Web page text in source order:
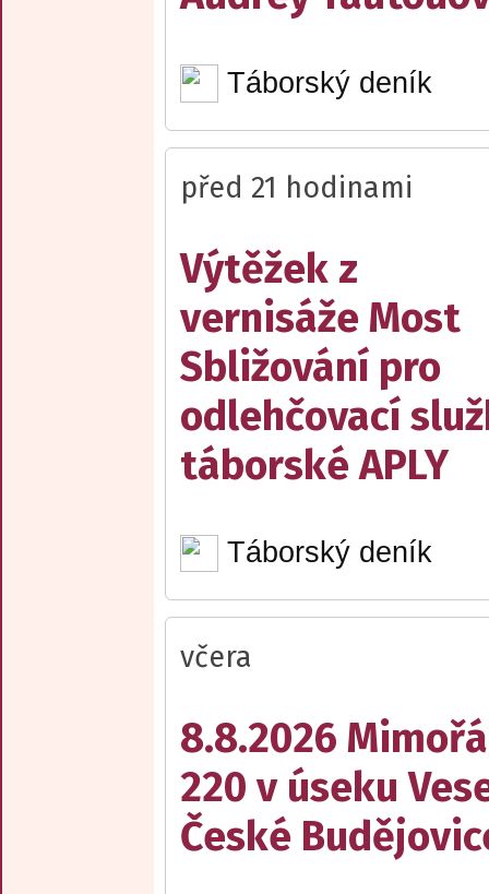
Táborský deník
před 21 hodinami
Výtěžek z
vernisáže Most
Sbližování pro
odlehčovací
táborské APLY
Táborský deník
včera
8.8.2026
220 v úseku
České